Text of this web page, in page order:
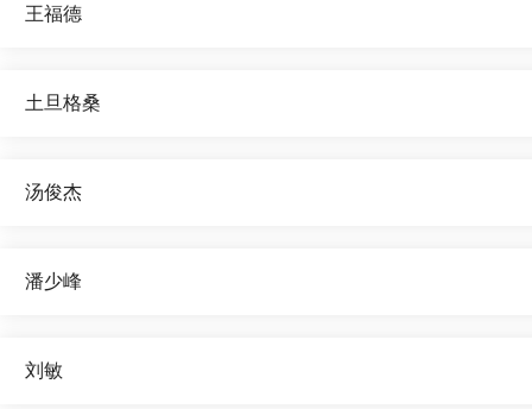
王福德
土旦格桑
汤俊杰
潘少峰
刘敏